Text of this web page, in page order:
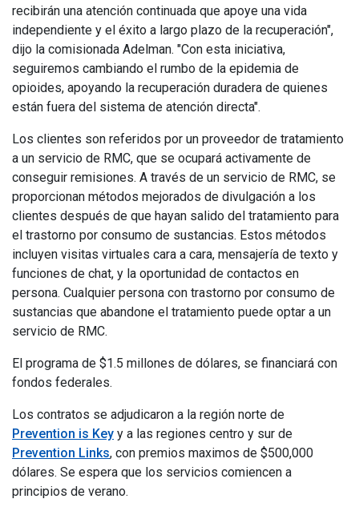
recibirán una atención continuada que apoye una vida
independiente y el éxito a largo plazo de la recuperación",
dijo la comisionada Adelman. "Con esta iniciativa,
seguiremos cambiando el rumbo de la epidemia de
opioides, apoyando la recuperación duradera de quienes
están fuera del sistema de atención directa".
Los clientes son referidos por un proveedor de tratamiento
a un servicio de RMC, que se ocupará activamente de
conseguir remisiones. A través de un servicio de RMC, se
proporcionan métodos mejorados de divulgación a los
clientes después de que hayan salido del tratamiento para
el trastorno por consumo de sustancias. Estos métodos
incluyen visitas virtuales cara a cara, mensajería de texto y
funciones de chat, y la oportunidad de contactos en
persona. Cualquier persona con trastorno por consumo de
sustancias que abandone el tratamiento puede optar a un
servicio de RMC.
El programa de $1.5 millones de dólares, se financiará con
fondos federales.
Los contratos se adjudicaron a la región norte de
Prevention is Key y a las regiones centro y sur de
Prevention Links, con premios maximos de $500,000
dólares. Se espera que los servicios comiencen a
principios de verano.